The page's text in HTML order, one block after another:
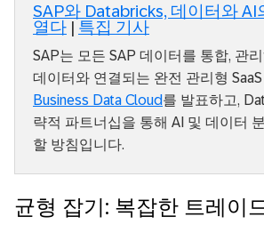
SAP와 Databricks, 데이터와 AI
열다 | 특집 기사
SAP는 모든 SAP 데이터를 통합, 관
데이터와 연결되는 완전 관리형 SaaS
Business Data Cloud를 발표하고,
략적 파트너십을 통해 AI 및 데이터
할 방침입니다.
균형 잡기: 복잡한 트레이